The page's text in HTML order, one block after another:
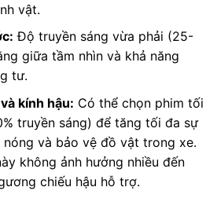
vật.
Độ truyền sáng vừa phải (25-
giữa tầm nhìn và khả năng
tư.
kính hậu: Có thể chọn phim tối
truyền sáng) để tăng tối đa sự
và bảo vệ đồ vật trong xe.
không ảnh hưởng nhiều đến
chiếu hậu hỗ trợ.